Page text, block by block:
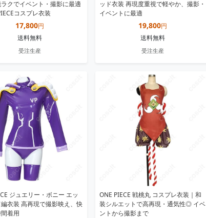
クでイベント・撮影に最適
コスプレ衣装
17,800円
送料無料
受注生産
ッド衣装 再現度重視で軽やか、撮影・
イベントに最適
19,800円
送料無料
受注生産
ジュエリー・ボニー エッ
衣装 高再現で撮影映え、快
着用
ONE PIECE 戦桃丸 コスプレ衣装｜和
装シルエットで高再現・通気性◎ イベ
ントから撮影まで